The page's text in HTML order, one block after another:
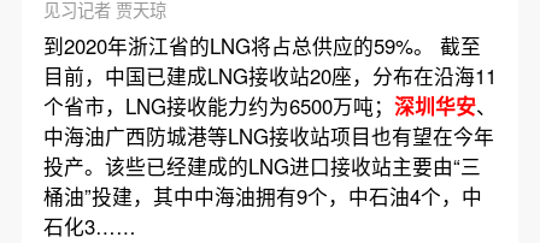
见习记者 贾天琼
到2020年浙江省的LNG将占总供应的59%。 截至
目前，中国已建成LNG接收站20座，分布在沿海11
个省市，LNG接收能力约为6500万吨； 深圳华安、
中海油广西防城港等LNG接收站项目也有望在今年
投产。该些已经建成的LNG进口接收站主要由“三
桶油”投建，其中中海油拥有9个，中石油4个，中
石化3……